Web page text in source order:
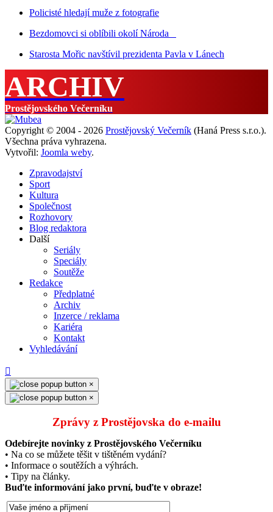
Policisté hledají muže z fotografie
Bezdomovci si oblíbili okolí Národa
Starosta Mořic navštívil prezidenta Pavla v Lánech
ARCHIV
Prostějovského Večerníku
Copyright © 2004 - 2026 Prostějovský Večerník (Haná Press s.r.o.).
Všechna práva vyhrazena.
Vytvořil: Joomla weby.
Zpravodajství
Sport
Kultura
Společnost
Rozhovory
Blog redaktora
Další
Seriály
Speciály
Soutěže
Redakce
Předplatné
Archiv
Inzerce / reklama
Kariéra
Kontakt
Vyhledávání
×
×
Zprávy z Prostějovska do e‑mailu
Odebírejte novinky z Prostějovského Večerníku
• Na co se můžete těšit v tištěném vydání?
• Informace o soutěžích a výhrách.
• Tipy na články.
Buďte informování jako první, buďte v obraze!